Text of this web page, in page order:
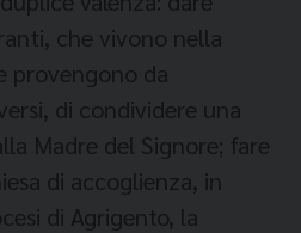
che vivono nella
provengono da
di condividere una
Madre del Signore; fare
di accoglienza, in
di Agrigento, la